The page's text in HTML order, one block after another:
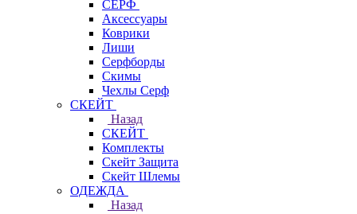
СЕРФ
Аксессуары
Коврики
Лиши
Серфборды
Скимы
Чехлы Cерф
СКЕЙТ
Назад
СКЕЙТ
Комплекты
Скейт Защита
Скейт Шлемы
ОДЕЖДА
Назад